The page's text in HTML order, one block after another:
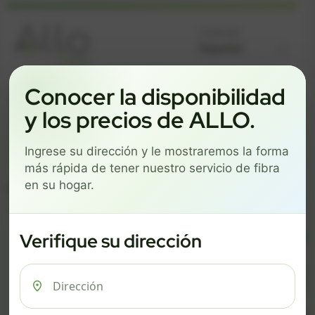
¡BUENAS NOTICIAS! LA FIBRA ESTÁ DISPONIBLE EN SU
DIRECCIÓN.
Comience eligiendo un paquete a continuación.
$74/mo
ESSENTIALS
$101/mo
PRO
$126/mo
MAX
ESSENTIALS
$ 74/mes $
Conocer la disponibilidad
y los precios de ALLO.
Ingrese su dirección y le mostraremos la forma
más rápida de tener nuestro servicio de fibra
en su hogar.
Verifique su dirección